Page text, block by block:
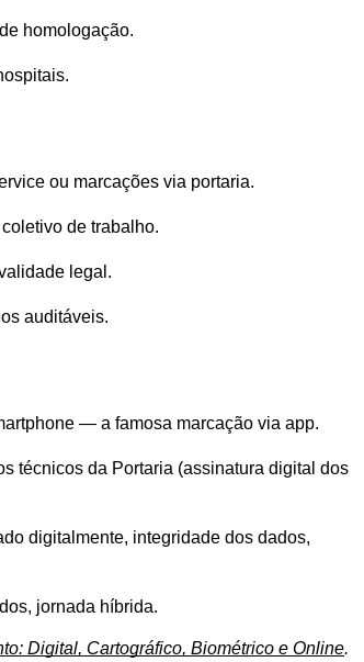
homologação.
ou marcações via portaria.
de trabalho.
legal.
auditáveis.
— a famosa marcação via app.
técnicos da Portaria (assinatura digital dos
digitalmente, integridade dos dados,
jornada híbrida.
Digital, Cartográfico, Biométrico e Online.